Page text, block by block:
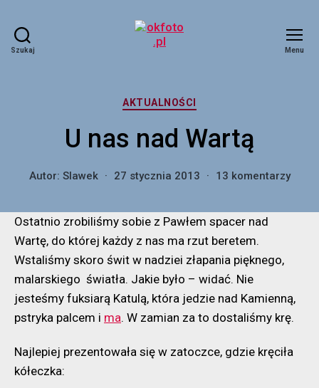
Szukaj Menu
Kategorie
AKTUALNOŚCI
U nas nad Wartą
Autor: Slawek 27 stycznia 2013 13 komentarzydo
Ostatnio zrobiliśmy sobie z Pawłem spacer nad
Wartę, do której każdy z nas ma rzut beretem.
Wstaliśmy skoro świt w nadziei złapania pięknego,
malarskiego światła. Jakie było – widać. Nie
jesteśmy fuksiarą Katulą, która jedzie nad Kamienną,
pstryka palcem i ma. W zamian za to dostaliśmy krę.
Najlepiej prezentowała się w zatoczce, gdzie kręciła
kółeczka: